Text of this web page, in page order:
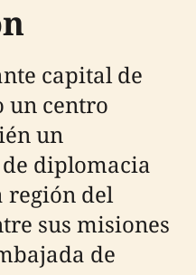
capital de
un centro
un
diplomacia
región del
sus misiones
de